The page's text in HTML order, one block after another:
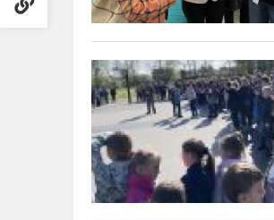
„Sveikatą
stiprinančių
mokyklų
banga
per
Lietuvą
2023“